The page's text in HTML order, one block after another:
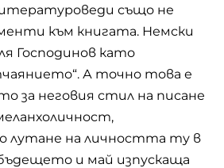
също не
към книгата. Немски
Господинов като
А точно това е
за неговия стил на писане
лутане на личността ту в
и май изпускаща